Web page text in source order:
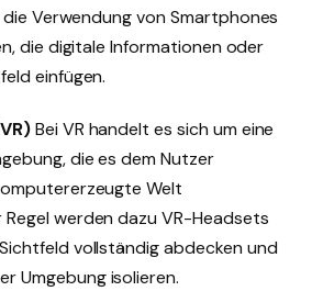
Verwendung von Smartphones
die digitale Informationen oder
einfügen.
Bei VR handelt es sich um eine
die es dem Nutzer
Welt
werden dazu VR-Headsets
vollständig abdecken und
Umgebung isolieren.